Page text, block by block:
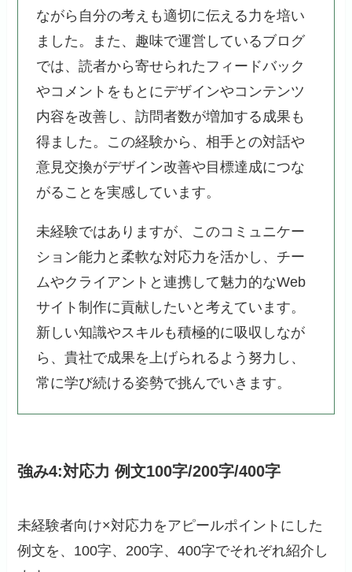
ながら自分の考えも適切に伝える力を培い
ました。また、趣味で運営しているブログ
では、読者から寄せられたフィードバック
やコメントをもとにデザインやコンテンツ
内容を改善し、訪問者数が増加する成果も
得ました。この経験から、相手との対話や
意見交換がデザイン改善や目標達成につな
がることを実感しています。
未経験ではありますが、このコミュニケー
ション能力と柔軟な対応力を活かし、チー
ムやクライアントと連携して魅力的なWeb
サイト制作に貢献したいと考えています。
新しい知識やスキルも積極的に吸収しなが
ら、貴社で成果を上げられるよう努力し、
常に学び続ける姿勢で挑んでいきます。
強み4:対応力 例文100字/200字/400字
未経験者向け×対応力をアピールポイントにした
例文を、100字、200字、400字でそれぞれ紹介し